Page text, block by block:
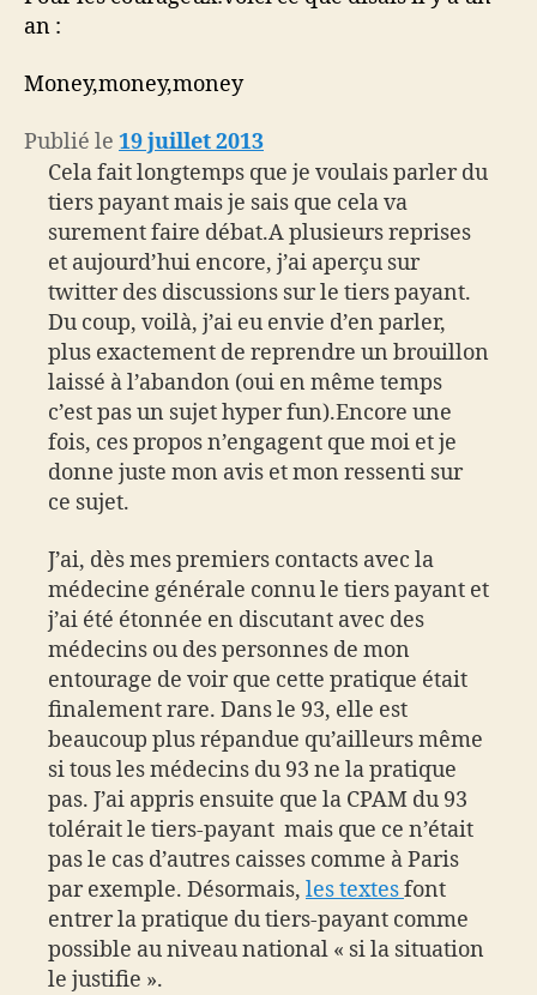
an :
Money,money,money
Publié le 19 juillet 2013
Cela fait longtemps que je voulais parler du
tiers payant mais je sais que cela va
surement faire débat.A plusieurs reprises
et aujourd’hui encore, j’ai aperçu sur
twitter des discussions sur le tiers payant.
Du coup, voilà, j’ai eu envie d’en parler,
plus exactement de reprendre un brouillon
laissé à l’abandon (oui en même temps
c’est pas un sujet hyper fun).Encore une
fois, ces propos n’engagent que moi et je
donne juste mon avis et mon ressenti sur
ce sujet.
J’ai, dès mes premiers contacts avec la
médecine générale connu le tiers payant et
j’ai été étonnée en discutant avec des
médecins ou des personnes de mon
entourage de voir que cette pratique était
finalement rare. Dans le 93, elle est
beaucoup plus répandue qu’ailleurs même
si tous les médecins du 93 ne la pratique
pas. J’ai appris ensuite que la CPAM du 93
tolérait le tiers-payant mais que ce n’était
pas le cas d’autres caisses comme à Paris
par exemple. Désormais, les textesfont
entrer la pratique du tiers-payant comme
possible au niveau national « si la situation
le justifie ».